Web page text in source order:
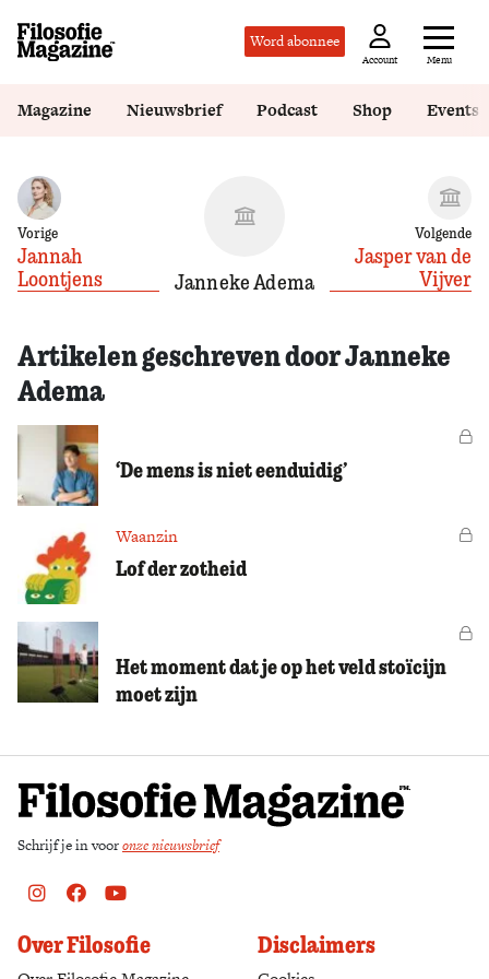
Word abonnee
Account Menu
Magazine Nieuwsbrief Podcast Shop Events
Vorige
Jannah
Loontjens
Janneke Adema
Volgende
Jasper van de
Vijver
Artikelen geschreven door Janneke
Adema
‘De mens is niet eenduidig’
Waanzin
Lof der zotheid
Het moment dat je op het veld stoïcijn
moet zijn
Schrijf je in vooronze nieuwsbrief
Instagram
FacebookYoutube
Over Filosofie Disclaimers